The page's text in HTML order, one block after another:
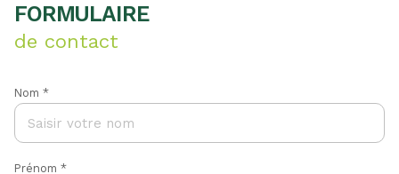
FORMULAIRE
de contact
Nom *
Prénom *